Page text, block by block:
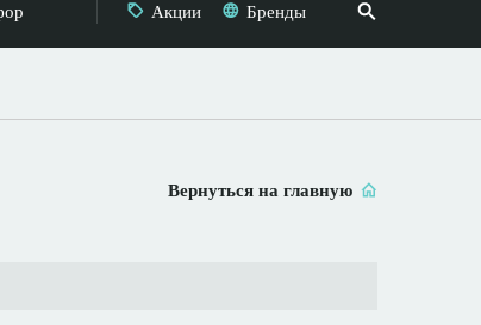
Акции Бренды
Вернуться на главную